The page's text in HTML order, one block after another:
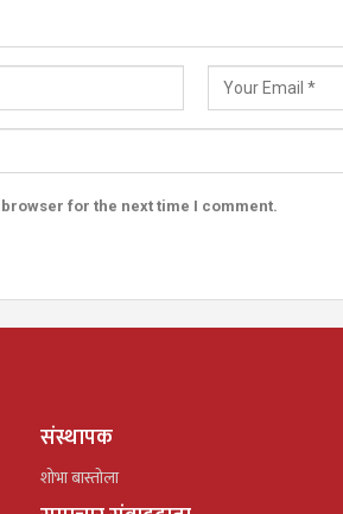
for the next time I comment.
संस्थापक
शोभा बास्तोला